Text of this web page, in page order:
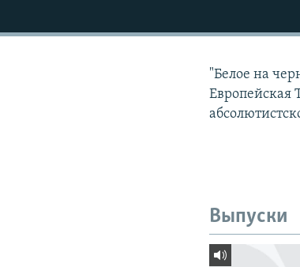
"Белое на
Европейская
Выпуски